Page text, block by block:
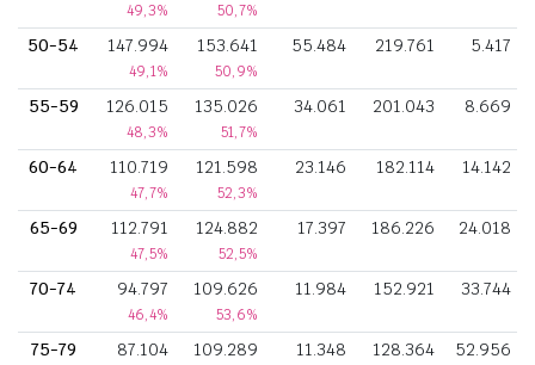
49,3% 50,7%
50-54 147.994
49,1%
153.641
50,9%
55.484 219.761 5.417
55-59 126.015
48,3%
135.026
51,7%
34.061 201.043 8.669
60-64 110.719
47,7%
121.598
52,3%
23.146 182.114 14.142
65-69 112.791
47,5%
124.882
52,5%
17.397 186.226 24.018
70-74 94.797
46,4%
109.626
53,6%
11.984 152.921 33.744
75-79 87.104 109.289 11.348 128.364 52.956